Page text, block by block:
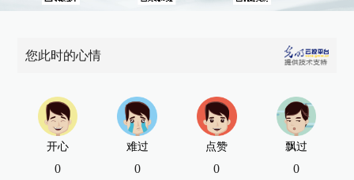
您此时的心情
开心
0
难过
0
点赞
0
飘过
0